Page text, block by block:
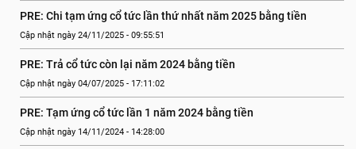
PRE: Chi tạm ứng cổ tức lần thứ nhất năm 2025 bằng tiền
Cập nhật ngày 24/11/2025 - 09:55:51
PRE: Trả cổ tức còn lại năm 2024 bằng tiền
Cập nhật ngày 04/07/2025 - 17:11:02
PRE: Tạm ứng cổ tức lần 1 năm 2024 bằng tiền
Cập nhật ngày 14/11/2024 - 14:28:00